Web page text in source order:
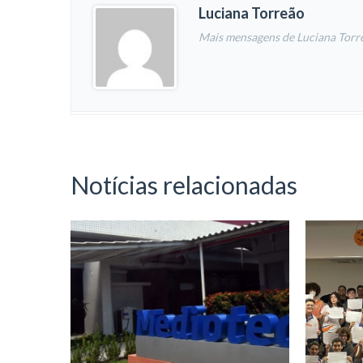
Luciana Torreão
Mais mensagens de Luciana
Notícias relacionadas